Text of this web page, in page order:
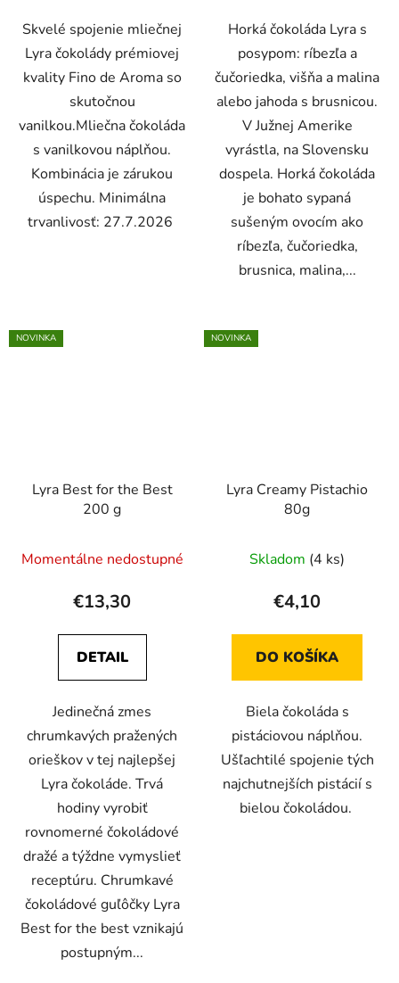
Skvelé spojenie mliečnej
Lyra čokolády prémiovej
kvality Fino de Aroma so
skutočnou
vanilkou.Mliečna čokoláda
s vanilkovou náplňou.
Kombinácia je zárukou
úspechu. Minimálna
trvanlivosť: 27.7.2026
Horká čokoláda Lyra s
posypom: ríbezľa a
čučoriedka, višňa a malina
alebo jahoda s brusnicou.
V Južnej Amerike
vyrástla, na Slovensku
dospela. Horká čokoláda
je bohato sypaná
sušeným ovocím ako
ríbezľa, čučoriedka,
brusnica, malina,...
NOVINKA
Lyra Best for the Best
200 g
Momentálne nedostupné
€13,30
DETAIL
Jedinečná zmes
chrumkavých pražených
orieškov v tej najlepšej
Lyra čokoláde. Trvá
hodiny vyrobiť
rovnomerné čokoládové
dražé a týždne vymyslieť
receptúru. Chrumkavé
čokoládové guľôčky Lyra
Best for the best vznikajú
postupným...
NOVINKA
Lyra Creamy Pistachio
80g
hodnotenie
produktu
je
5,0
z
hviezdičiek.
Skladom (4 ks)
€4,10
DO KOŠÍKA
Biela čokoláda s
pistáciovou náplňou.
Ušľachtilé spojenie tých
najchutnejších pistácií s
bielou čokoládou.